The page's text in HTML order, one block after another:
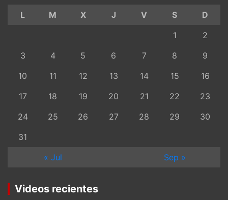
L
M X J V S
D
1
2
3
4 5 6 7 8
9
10
11 12 13 14 15
16
17
18 19 20 21 22
23
24
25 26 27 28 29
30
31
« Jul
Sep »
Videos recientes